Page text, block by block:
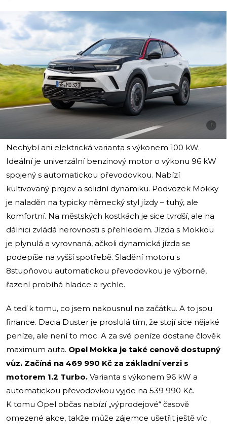
i
Nechybí ani elektrická varianta s výkonem 100 kW.
Ideální je univerzální benzinový motor o výkonu 96 kW
spojený s automatickou převodovkou. Nabízí
kultivovaný projev a solidní dynamiku. Podvozek Mokky
je naladěn na typicky německý styl jízdy – tuhý, ale
komfortní. Na městských kostkách je sice tvrdší, ale na
dálnici zvládá nerovnosti s přehledem. Jízda s Mokkou
je plynulá a vyrovnaná, ačkoli dynamická jízda se
podepíše na vyšší spotřebě. Sladění motoru s
8stupňovou automatickou převodovkou je výborné,
řazení probíhá hladce a rychle.
A teď k tomu, co jsem nakousnul na začátku. A to jsou
finance. Dacia Duster je proslulá tím, že stojí sice nějaké
peníze, ale není to moc. A za své peníze dostane člověk
maximum auta. Opel Mokka je také cenově dostupný
vůz. Začíná na 469 990 Kč za základní verzi s
motorem 1.2 Turbo. Varianta s výkonem 96 kW a
automatickou převodovkou vyjde na 539 990 Kč.
K tomu Opel občas nabízí „výprodejové“ časově
omezené akce, takže může zájemce ušetřit ještě víc.